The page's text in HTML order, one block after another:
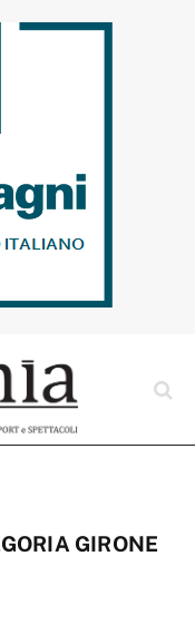
GIRONE